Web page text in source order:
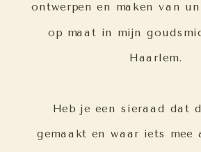
ontwerpen en maken van
op maat in mijn
Haarlem.
Heb je een sieraad dat
gemaakt en waar iets mee